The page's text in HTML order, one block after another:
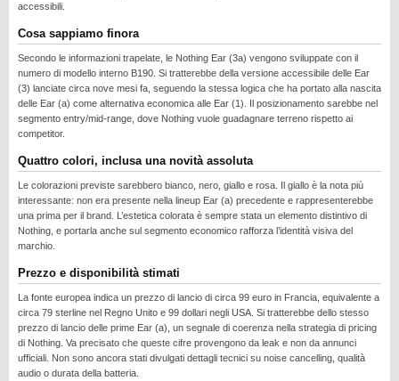
NEWS
ONEPLUS
PIXEL
PRIVACY
REALME
RUMORS
SAMSUNG
SICUREZZA
SOFTWARE
SVILUPPARE ANDROID
XIAOMI
accessibili.
Cosa sappiamo finora
Secondo le informazioni trapelate, le Nothing Ear (3a) vengono sviluppate con il
numero di modello interno B190. Si tratterebbe della versione accessibile delle Ear
(3) lanciate circa nove mesi fa, seguendo la stessa logica che ha portato alla nascita
delle Ear (a) come alternativa economica alle Ear (1). Il posizionamento sarebbe nel
segmento entry/mid-range, dove Nothing vuole guadagnare terreno rispetto ai
competitor.
Quattro colori, inclusa una novità assoluta
Le colorazioni previste sarebbero bianco, nero, giallo e rosa. Il giallo è la nota più
interessante: non era presente nella lineup Ear (a) precedente e rappresenterebbe
una prima per il brand. L’estetica colorata è sempre stata un elemento distintivo di
Nothing, e portarla anche sul segmento economico rafforza l’identità visiva del
marchio.
Prezzo e disponibilità stimati
La fonte europea indica un prezzo di lancio di circa 99 euro in Francia, equivalente a
circa 79 sterline nel Regno Unito e 99 dollari negli USA. Si tratterebbe dello stesso
prezzo di lancio delle prime Ear (a), un segnale di coerenza nella strategia di pricing
di Nothing. Va precisato che queste cifre provengono da leak e non da annunci
ufficiali. Non sono ancora stati divulgati dettagli tecnici su noise cancelling, qualità
audio o durata della batteria.